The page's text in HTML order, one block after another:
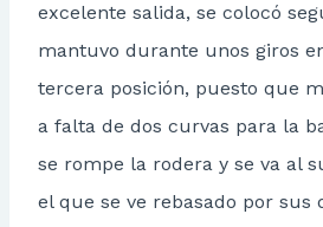
excelente salida, se colocó
mantuvo durante unos giros
tercera posición, puesto que
a falta de dos curvas para la
se rompe la rodera y se va al
el que se ve rebasado por sus